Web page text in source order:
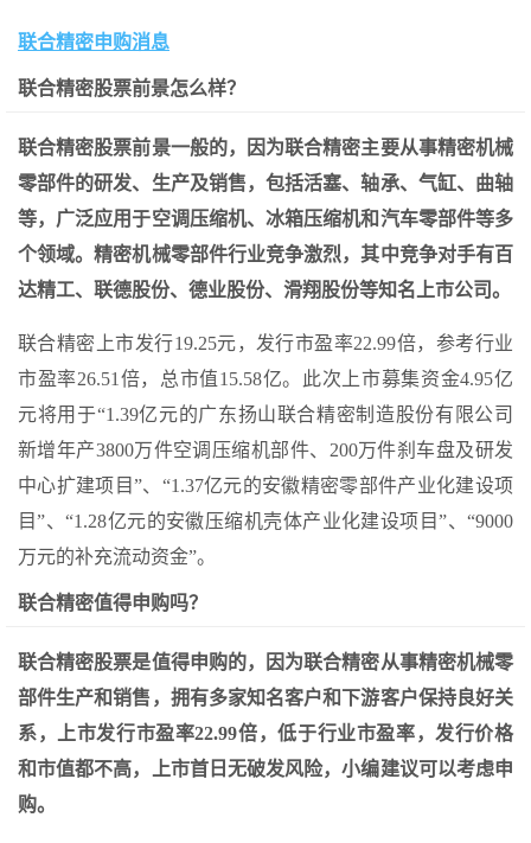
联合精密申购消息
联合精密股票前景怎么样？
联合精密股票前景一般的，因为联合精密主要从事精密机械
零部件的研发、生产及销售，包括活塞、轴承、气缸、曲轴
等，广泛应用于空调压缩机、冰箱压缩机和汽车零部件等多
个领域。精密机械零部件行业竞争激烈，其中竞争对手有百
达精工、联德股份、德业股份、滑翔股份等知名上市公司。
联合精密上市发行19.25元，发行市盈率22.99倍，参考行业
市盈率26.51倍，总市值15.58亿。此次上市募集资金4.95亿
元将用于“1.39亿元的广东扬山联合精密制造股份有限公司
新增年产3800万件空调压缩机部件、200万件刹车盘及研发
中心扩建项目”、“1.37亿元的安徽精密零部件产业化建设项
目”、“1.28亿元的安徽压缩机壳体产业化建设项目”、“9000
万元的补充流动资金”。
联合精密值得申购吗？
联合精密股票是值得申购的，因为联合精密从事精密机械零
部件生产和销售，拥有多家知名客户和下游客户保持良好关
系，上市发行市盈率22.99倍，低于行业市盈率，发行价格
和市值都不高，上市首日无破发风险，小编建议可以考虑申
购。